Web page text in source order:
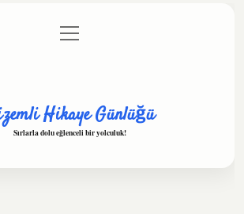
Gizlilik Politikası
menüyü
aç
Hikaye Günlüğü
Sırlarla dolu eğlenceli bir yolculuk!